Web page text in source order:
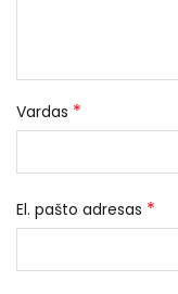
Vardas *
El. pašto adresas *